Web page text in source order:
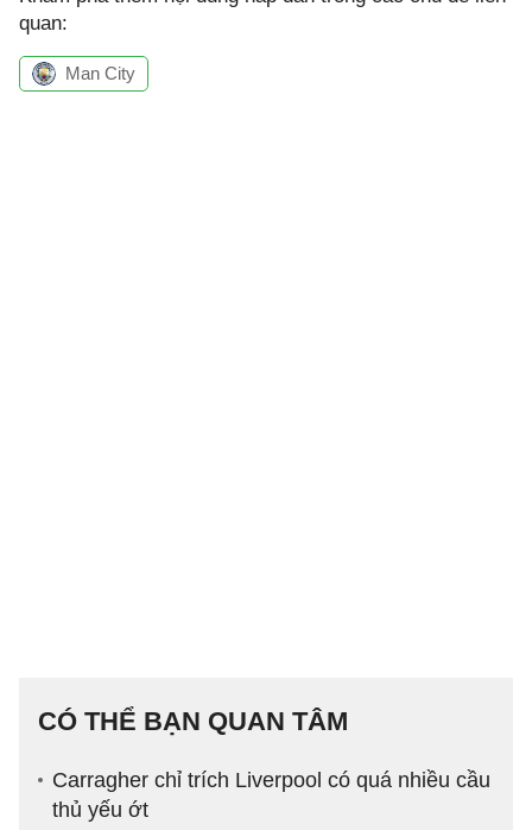
quan:
Man City
CÓ THỂ BẠN QUAN TÂM
Carragher chỉ trích Liverpool có quá nhiều cầu
thủ yếu ớt